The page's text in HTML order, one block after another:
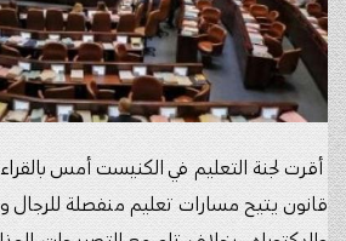
أقرت لجنة التعليم في الكنيست أمس
قانون يتيح مسارات تعليم منفصلة للرجال